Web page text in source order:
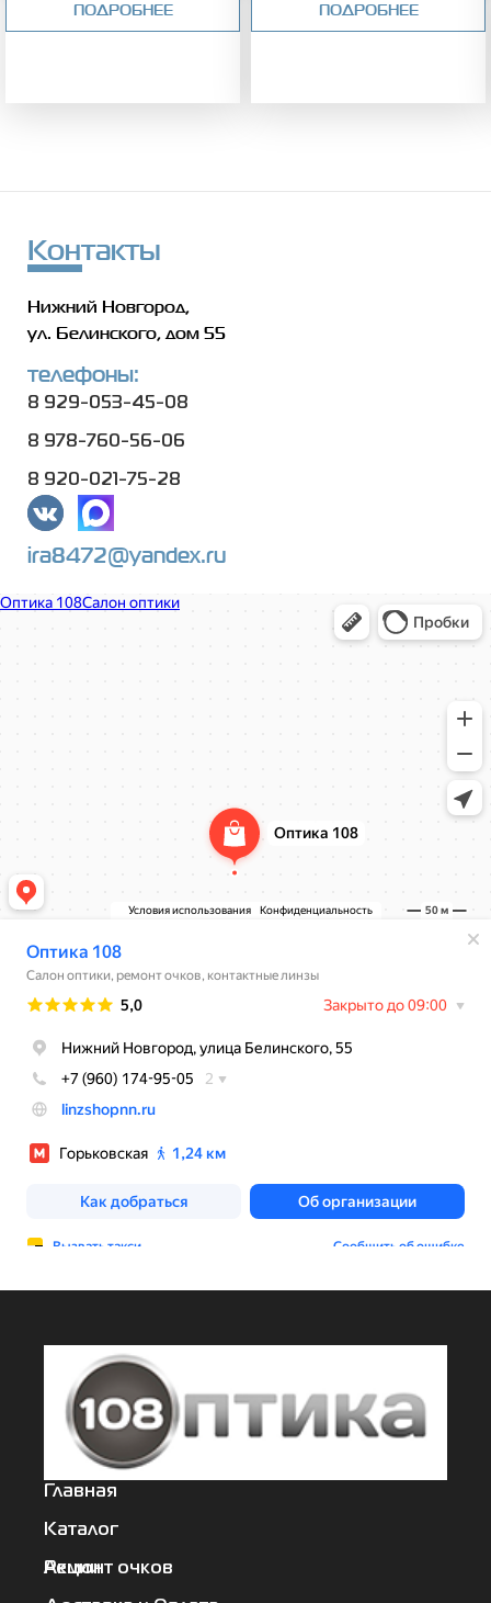
ПОДРОБНЕЕ ПОДРОБНЕЕ
Контакты
Нижний Новгород,
ул. Белинского, дом 55
телефоны:
8 929-053-45-08
8 978-760-56-06
8 920-021-75-28
ira8472@yandex.ru
Оптика 108
Главная
Каталог
Акции
Ремонт очков